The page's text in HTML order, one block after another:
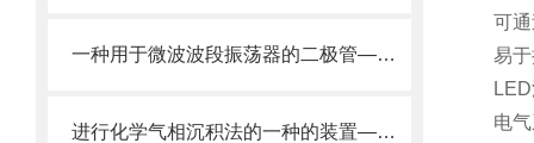
一种用于微波波段振荡器的二极管——耿氏二极管
进行化学气相沉积法的一种的装置——等离子CVD设备
可
易
电